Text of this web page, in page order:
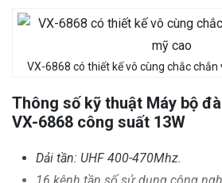
VX-6868 có thiết kế vô cùng chắc
Thông số kỹ thuật Máy bộ
VX-6868 công suất 13W
Dải tần: UHF 400-470Mhz.